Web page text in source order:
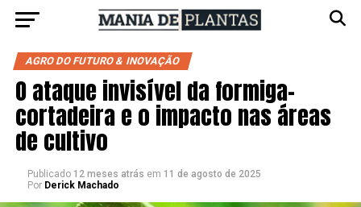
AGRO DO FUTURO & INOVAÇÃO
O ataque invisível da formiga-
cortadeira e o impacto nas áreas
de cultivo
Publicado 12 meses atrás em 11 de agosto de 2025
Por Derick Machado